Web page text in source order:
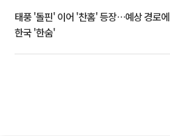
태풍 '돌핀' 이어 '찬홈' 등장…예상 경로에
한국 '한숨'